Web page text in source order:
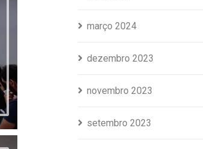
março 2024
dezembro 2023
novembro 2023
setembro 2023